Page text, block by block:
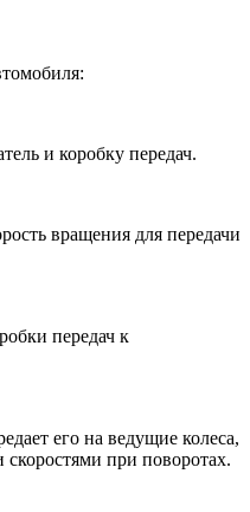
и коробку передач.
вращения для передачи
передач к
его на ведущие колеса,
при поворотах.